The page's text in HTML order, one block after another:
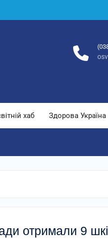
хаб Здорова Україна
отримали 9